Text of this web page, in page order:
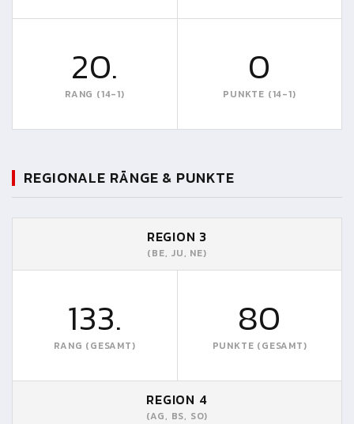
20.
RANG (14-1)
0
PUNKTE (14-1)
REGIONALE RÄNGE & PUNKTE
REGION 3
(BE, JU, NE)
133.
RANG (GESAMT)
80
PUNKTE (GESAMT)
REGION 4
(AG, BS, SO)